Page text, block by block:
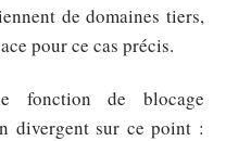
de domaines tiers,
pour ce cas précis.
fonction de blocage
divergent sur ce point :